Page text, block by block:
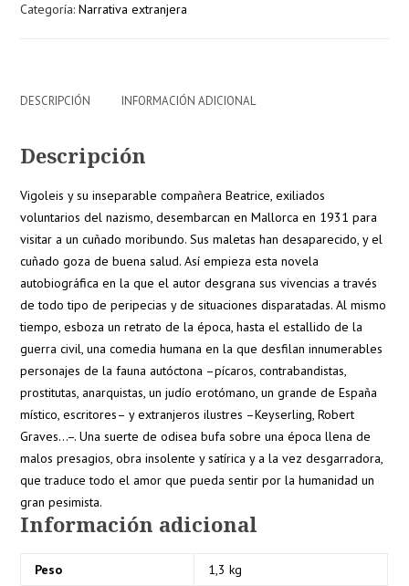
cantidad
Categoría:Narrativa extranjera
DESCRIPCIÓN INFORMACIÓN ADICIONAL
Descripción
Vigoleis y su inseparable compañera Beatrice, exiliados
voluntarios del nazismo, desembarcan en Mallorca en 1931 para
visitar a un cuñado moribundo. Sus maletas han desaparecido, y el
cuñado goza de buena salud. Así empieza esta novela
autobiográfica en la que el autor desgrana sus vivencias a través
de todo tipo de peripecias y de situaciones disparatadas. Al mismo
tiempo, esboza un retrato de la época, hasta el estallido de la
guerra civil, una comedia humana en la que desfilan innumerables
personajes de la fauna autóctona –pícaros, contrabandistas,
prostitutas, anarquistas, un judío erotómano, un grande de España
místico, escritores– y extranjeros ilustres –Keyserling, Robert
Graves…–. Una suerte de odisea bufa sobre una época llena de
malos presagios, obra insolente y satírica y a la vez desgarradora,
que traduce todo el amor que pueda sentir por la humanidad un
gran pesimista.
Información adicional
Peso 1,3 kg